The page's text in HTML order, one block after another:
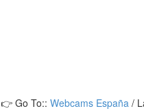
👉 Go To:: Webcams España/